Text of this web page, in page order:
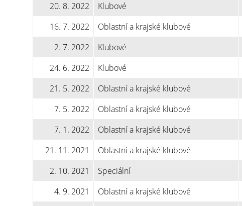
20. 8. 2022
Klubové
16. 7. 2022
Oblastní a krajské klubové
2. 7. 2022
Klubové
24. 6. 2022
Klubové
21. 5. 2022
Oblastní a krajské klubové
7. 5. 2022
Oblastní a krajské klubové
7. 1. 2022
Oblastní a krajské klubové
21. 11. 2021
Oblastní a krajské klubové
2. 10. 2021
Speciální
4. 9. 2021
Oblastní a krajské klubové